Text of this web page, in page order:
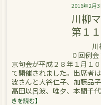
2016年2月3
川柳
第１
川柳
０回例
京句会が平成２８年１月１
て開催されました。出席者
波さんと大谷仁子、加藤品
高田以呂波、唯夕、本間千
きを読む】